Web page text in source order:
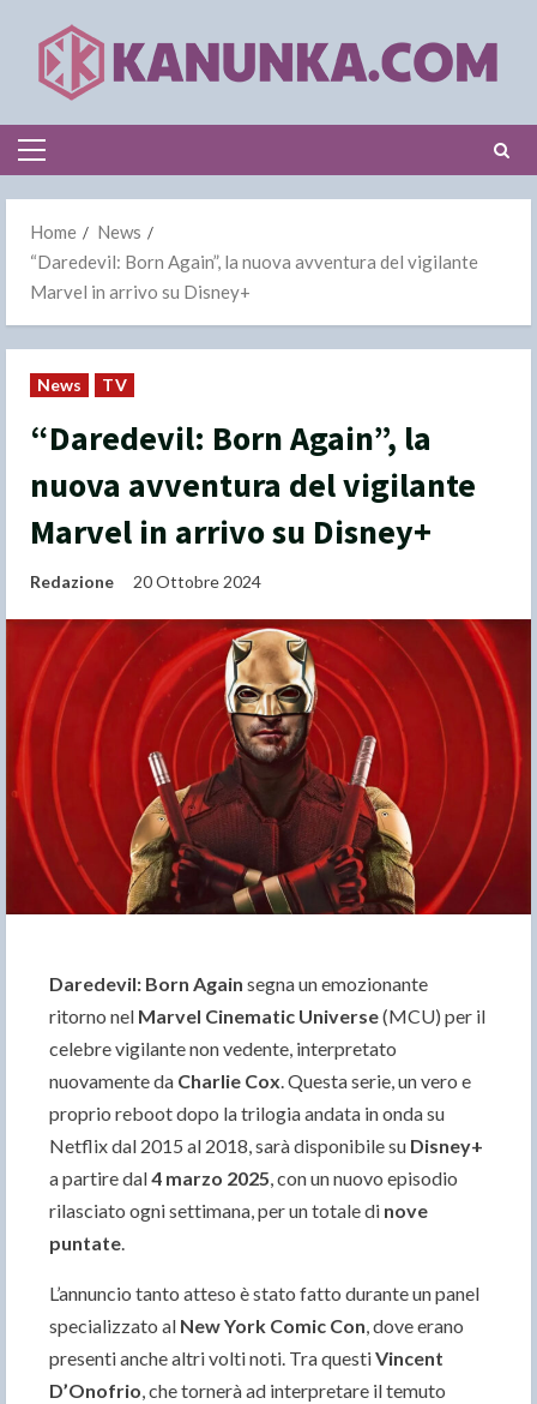
content
Primary
Home
News
“Daredevil: Born Again”, la nuova avventura del vigilante
Marvel in arrivo su Disney+
News TV
“Daredevil: Born Again”, la
nuova avventura del vigilante
Marvel in arrivo su Disney+
Redazione 20 Ottobre 2024
Daredevil: Born Again segna un emozionante
ritorno nel Marvel Cinematic Universe(MCU) per il
celebre vigilante non vedente, interpretato
nuovamente da Charlie Cox. Questa serie, un vero e
proprio reboot dopo la trilogia andata in onda su
Netflix dal 2015 al 2018, sarà disponibile su Disney+
a partire dal4 marzo 2025, con un nuovo episodio
rilasciato ogni settimana, per un totale di nove
puntate.
L’annuncio tanto atteso è stato fatto durante un panel
specializzato al New York Comic Con, dove erano
presenti anche altri volti noti. Tra questiVincent
D’Onofrio, che tornerà ad interpretare il temuto